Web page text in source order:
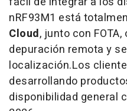
nRF93M1 está
Cloud, junto con
depuración remota y
localización.Los
desarrollando
disponibilidad general